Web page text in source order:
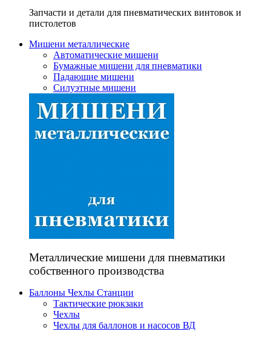
Запчасти и детали для пневматических винтовок и
пистолетов
Мишени металлические
Автоматические мишени
Бумажные мишени для пневматики
Падающие мишени
Силуэтные мишени
Металлические мишени для пневматики
собственного производства
Баллоны Чехлы Станции
Тактические рюкзаки
Чехлы
Чехлы для баллонов и насосов ВД